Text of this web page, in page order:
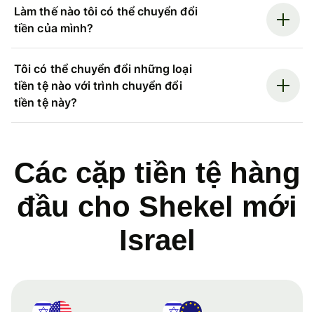
Làm thế nào tôi có thể chuyển đổi
tiền của mình?
Tôi có thể chuyển đổi những loại
tiền tệ nào với trình chuyển đổi
tiền tệ này?
Các cặp tiền tệ hàng
đầu cho Shekel mới
Israel